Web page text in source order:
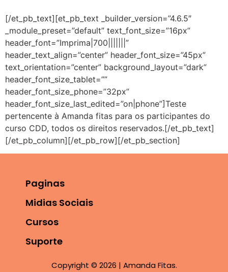
[/et_pb_text][et_pb_text _builder_version=”4.6.5″
_module_preset=”default” text_font_size=”16px”
header_font=”Imprima|700|||||||”
header_text_align=”center” header_font_size=”45px”
text_orientation=”center” background_layout=”dark”
header_font_size_tablet=””
header_font_size_phone=”32px”
header_font_size_last_edited=”on|phone”]Teste
pertencente à Amanda fitas para os participantes do
curso CDD, todos os direitos reservados.[/et_pb_text]
[/et_pb_column][/et_pb_row][/et_pb_section]
Paginas
Midias Sociais
Cursos
Suporte
Copyright © 2026 | Amanda Fitas.